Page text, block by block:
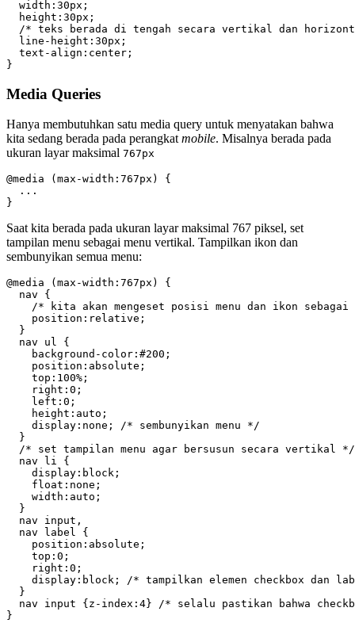
  width:30px;
  height:30px;
/* teks berada di tengah secara vertikal dan
  line-height:30px;
  text-align:center;
}
Media Queries
Hanya membutuhkan satu media query untuk menyatakan bahwa
kita sedang berada pada perangkatmobile. Misalnya berada pada
ukuran layar maksimal 767px
@media (max-width:767px) {
  ...
}
Saat kita berada pada ukuran layar maksimal 767 piksel, set
tampilan menu sebagai menu vertikal. Tampilkan ikon dan
sembunyikan semua menu:
@media (max-width:767px) {
  nav {
/* kita akan mengeset posisi menu dan ikon
    position:relative;
  }
  nav ul {
    background-color:#200;
    position:absolute;
    top:100%;
    right:0;
    left:0;
    height:auto;
    display:none; /* sembunyikan menu */
  }
  /* set tampilan menu agar bersusun secara vertikal */
  nav li {
    display:block;
    float:none;
    width:auto;
  }
  nav input,
  nav label {
    position:absolute;
    top:0;
    right:0;
display:block; /* tampilkan elemen checkbox dan
  }
nav input {z-index:4} /* selalu pastikan bahwa
}